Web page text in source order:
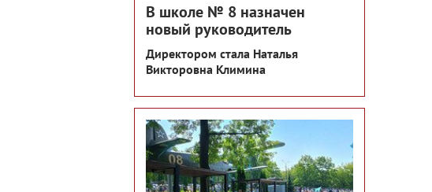
В школе № 8 назначен
новый руководитель
Директором стала Наталья
Викторовна Климина